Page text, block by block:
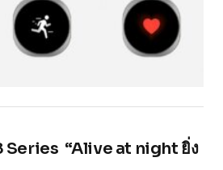
Series “Alive at night ยิ่ง